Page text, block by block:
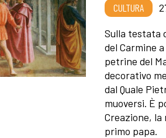
CULTURA
Sulla testata
del Carmine
petrine del
decorativo
dal Quale
muoversi. È
Creazione,
primo papa.